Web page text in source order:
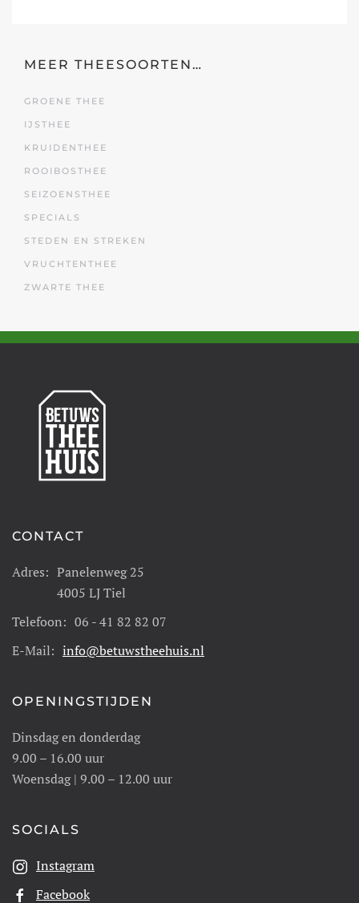
MEER THEESOORTEN…
GROENE THEE
IJSTHEE
KRUIDENTHEE
ROOIBOSTHEE
SEIZOENSTHEE
SPECIALS
STEDEN EN STREKEN
VRUCHTENTHEE
ZWARTE THEE
CONTACT
Adres: Panelenweg 25
4005 LJ Tiel
Telefoon: 06 - 41 82 82 07
E-Mail: info@betuwstheehuis.nl
OPENINGSTIJDEN
Dinsdag en donderdag
9.00 – 16.00 uur
Woensdag | 9.00 – 12.00 uur
SOCIALS
Instagram
Facebook